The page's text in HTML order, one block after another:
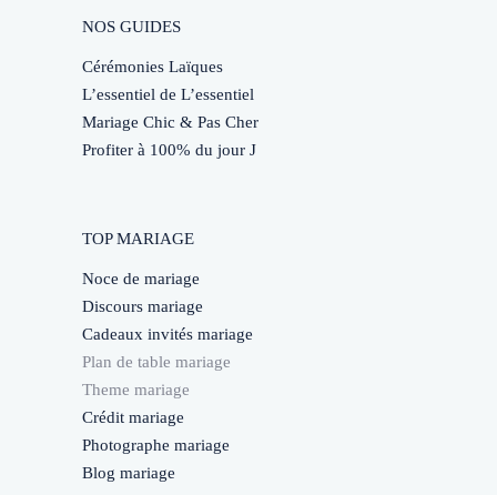
NOS GUIDES
Cérémonies Laïques
L’essentiel de L’essentiel
Mariage Chic & Pas Cher
Profiter à 100% du jour J
TOP MARIAGE
Noce de mariage
Discours mariage
Cadeaux invités mariage
Plan de table mariage
Theme mariage
Crédit mariage
Photographe mariage
Blog mariage